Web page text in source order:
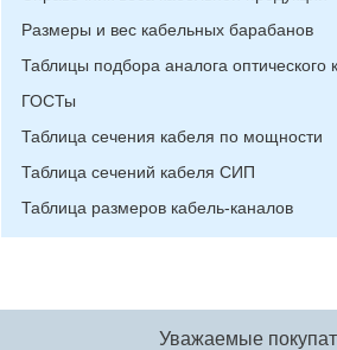
Размеры и вес кабельных барабанов
Таблицы подбора аналога оптического
ГОСТы
Таблица сечения кабеля по мощности
Таблица сечений кабеля СИП
Таблица размеров кабель-каналов
Уважаемые